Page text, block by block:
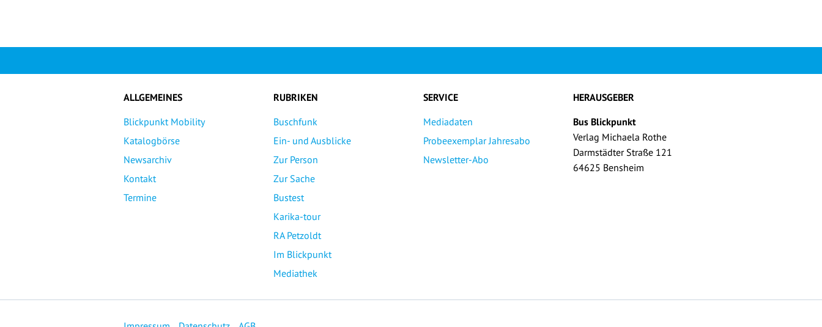
ALLGEMEINES
Blickpunkt Mobility
Katalogbörse
Newsarchiv
Kontakt
Termine
RUBRIKEN
Buschfunk
Ein- und Ausblicke
Zur Person
Zur Sache
Bustest
Karika-tour
RA Petzoldt
Im Blickpunkt
Mediathek
SERVICE
Mediadaten
Probeexemplar Jahresabo
Newsletter-Abo
HERAUSGEBER
Bus Blickpunkt
Verlag Michaela Rothe
Darmstädter Straße 121
64625 Bensheim